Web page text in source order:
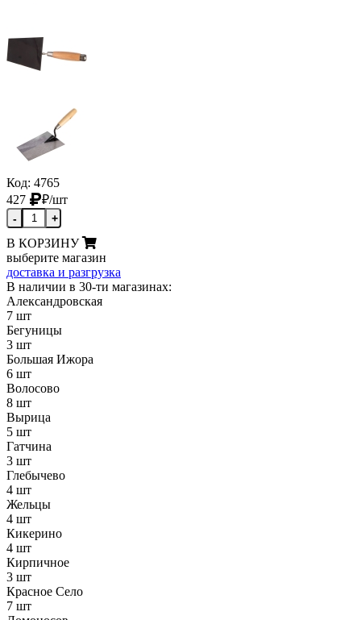
Код: 4765
427
₽/шт
- +
В КОРЗИНУ
выберите магазин
доставка и разгрузка
В наличии в 30-ти магазинах:
Александровская
7 шт
Бегуницы
3 шт
Большая Ижора
6 шт
Волосово
8 шт
Вырица
5 шт
Гатчина
3 шт
Глебычево
4 шт
Жельцы
4 шт
Кикерино
4 шт
Кирпичное
3 шт
Красное Село
7 шт